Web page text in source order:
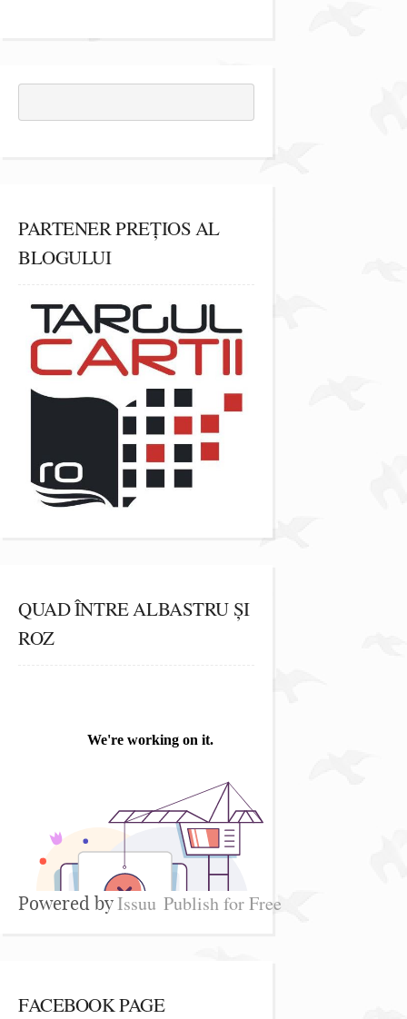
PARTENER PREȚIOS AL
BLOGULUI
QUAD ÎNTRE ALBASTRU ȘI
ROZ
Powered byIssuu Publish for Free
FACEBOOK PAGE